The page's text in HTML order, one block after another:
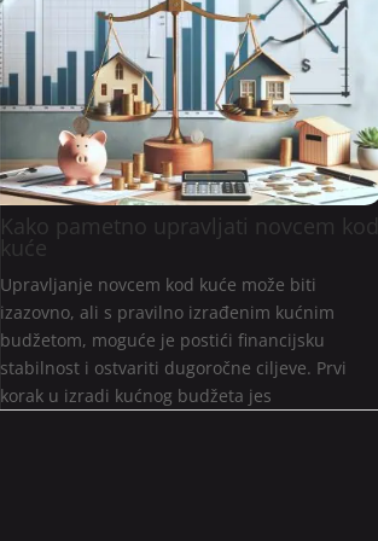
Kako pametno upravljati novcem
kuće
Upravljanje novcem kod kuće može biti
izazovno, ali s pravilno izrađenim kućnim
budžetom, moguće je postići financijsku
stabilnost i ostvariti dugoročne ciljeve. Prvi
korak u izradi kućnog budžeta jes